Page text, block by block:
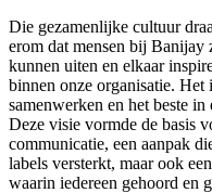
Die gezamenlijke cultuur
erom dat mensen bij
kunnen uiten en elkaar
binnen onze organisatie. Het
samenwerken en het beste
Deze visie vormde de basis
communicatie, een aanpak
labels versterkt, maar ook een
waarin iedereen gehoord en